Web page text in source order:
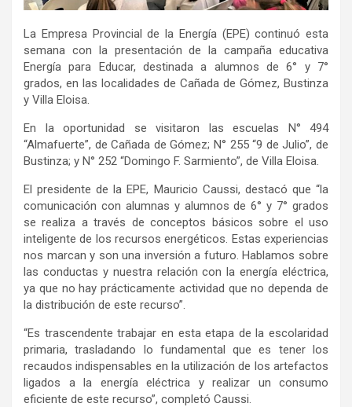
La Empresa Provincial de la Energía (EPE) continuó esta
semana con la presentación de la campaña educativa
Energía para Educar, destinada a alumnos de 6° y 7°
grados, en las localidades de Cañada de Gómez, Bustinza
y Villa Eloisa.
En la oportunidad se visitaron las escuelas N° 494
“Almafuerte”, de Cañada de Gómez; N° 255 “9 de Julio”, de
Bustinza; y N° 252 “Domingo F. Sarmiento”, de Villa Eloisa.
El presidente de la EPE, Mauricio Caussi, destacó que “la
comunicación con alumnas y alumnos de 6° y 7° grados
se realiza a través de conceptos básicos sobre el uso
inteligente de los recursos energéticos. Estas experiencias
nos marcan y son una inversión a futuro. Hablamos sobre
las conductas y nuestra relación con la energía eléctrica,
ya que no hay prácticamente actividad que no dependa de
la distribución de este recurso”.
“Es trascendente trabajar en esta etapa de la escolaridad
primaria, trasladando lo fundamental que es tener los
recaudos indispensables en la utilización de los artefactos
ligados a la energía eléctrica y realizar un consumo
eficiente de este recurso”, completó Caussi.